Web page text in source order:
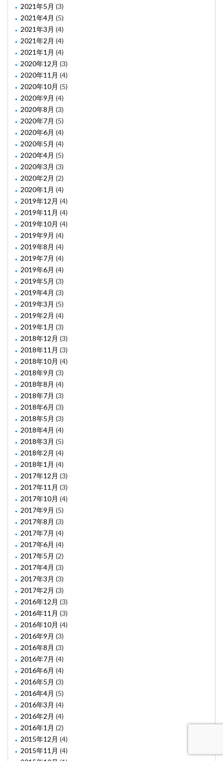
2021年5月 (3)
2021年4月 (5)
2021年3月 (4)
2021年2月 (4)
2021年1月 (4)
2020年12月 (3)
2020年11月 (4)
2020年10月 (5)
2020年9月 (4)
2020年8月 (3)
2020年7月 (5)
2020年6月 (4)
2020年5月 (4)
2020年4月 (5)
2020年3月 (3)
2020年2月 (2)
2020年1月 (4)
2019年12月 (4)
2019年11月 (4)
2019年10月 (4)
2019年9月 (4)
2019年8月 (4)
2019年7月 (4)
2019年6月 (4)
2019年5月 (3)
2019年4月 (3)
2019年3月 (5)
2019年2月 (4)
2019年1月 (3)
2018年12月 (3)
2018年11月 (3)
2018年10月 (4)
2018年9月 (3)
2018年8月 (4)
2018年7月 (3)
2018年6月 (3)
2018年5月 (3)
2018年4月 (4)
2018年3月 (5)
2018年2月 (4)
2018年1月 (4)
2017年12月 (3)
2017年11月 (3)
2017年10月 (4)
2017年9月 (5)
2017年8月 (3)
2017年7月 (4)
2017年6月 (4)
2017年5月 (2)
2017年4月 (3)
2017年3月 (3)
2017年2月 (3)
2016年12月 (3)
2016年11月 (3)
2016年10月 (4)
2016年9月 (3)
2016年8月 (3)
2016年7月 (4)
2016年6月 (4)
2016年5月 (3)
2016年4月 (5)
2016年3月 (4)
2016年2月 (4)
2016年1月 (2)
2015年12月 (4)
2015年11月 (4)
2015年10月 (1)